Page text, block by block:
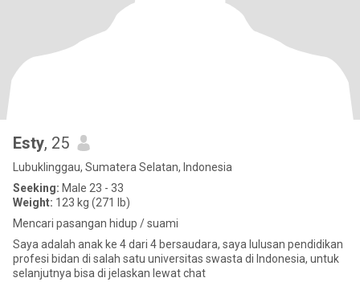
Esty, 25
Lubuklinggau, Sumatera Selatan, Indonesia
Seeking: Male 23 - 33
Weight: 123 kg (271 lb)
Mencari pasangan hidup / suami
Saya adalah anak ke 4 dari 4 bersaudara, saya lulusan pendidikan
profesi bidan di salah satu universitas swasta di Indonesia, untuk
selanjutnya bisa di jelaskan lewat chat